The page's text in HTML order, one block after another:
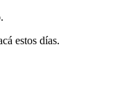
estos días.